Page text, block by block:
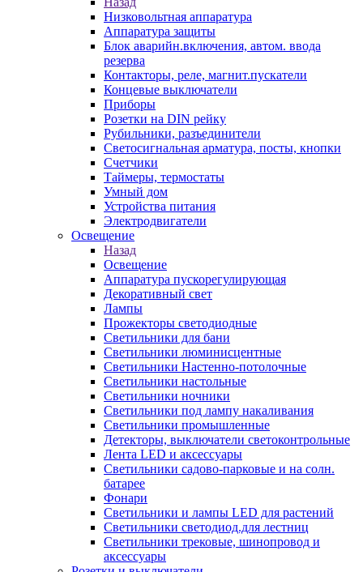
Низковольтная аппаратура
Аппаратура защиты
Блок аварийн.включения, автом. ввода
резерва
Контакторы, реле, магнит.пускатели
Концевые выключатели
Приборы
Розетки на DIN рейку
Рубильники, разъединители
Светосигнальная арматура, посты, кнопки
Счетчики
Таймеры, термостаты
Умный дом
Устройства питания
Электродвигатели
Освещение
Назад
Освещение
Аппаратура пускорегулирующая
Декоративный свет
Лампы
Прожекторы светодиодные
Светильники для бани
Светильники люминисцентные
Светильники Настенно-потолочные
Светильники настольные
Светильники ночники
Светильники под лампу накаливания
Светильники промышленные
Детекторы, выключатели светоконтрольные
Лента LED и аксессуары
Светильники садово-парковые и на солн.
батарее
Фонари
Светильники и лампы LED для растений
Светильники светодиод.для лестниц
Светильники трековые, шинопровод и
аксессуары